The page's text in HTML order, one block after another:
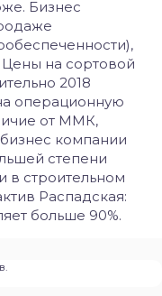
Бизнес
Цены на сортовой
2018
операционную
от ММК,
компании
степени
в строительном
Распадская:
больше 90%.